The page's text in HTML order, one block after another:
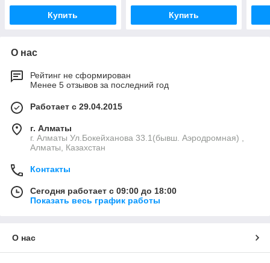
Купить Купить
О нас
Рейтинг не сформирован
Менее 5 отзывов за последний год
Работает с 29.04.2015
г. Алматы
г. Алматы Ул.Бокейханова 33.1(бывш. Аэродромная) ,
Алматы, Казахстан
Контакты
Сегодня работает с 09:00 до 18:00
Показать весь график работы
О нас